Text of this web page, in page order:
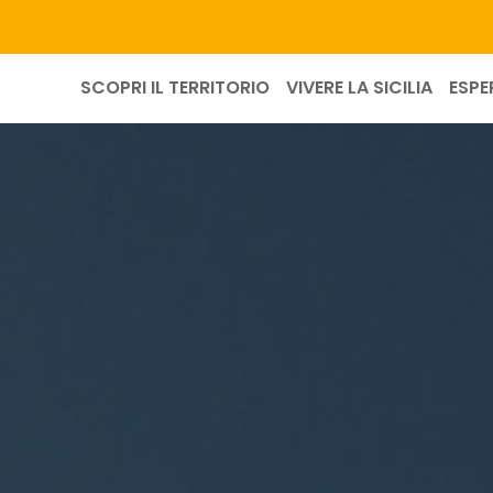
SCOPRI IL TERRITORIO VIVERE LA SICILIA